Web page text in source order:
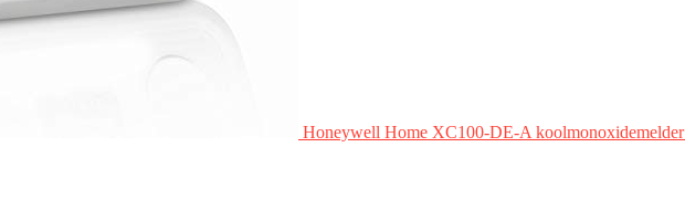
Honeywell Home XC100-DE-A koolmonoxidemelder